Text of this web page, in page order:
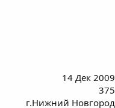
14 Дек 2009
375
г.Нижний Новгород